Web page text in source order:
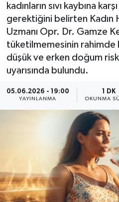
kadınların sıvı kaybına
gerektiğini belirten Kadın
Uzmanı Opr. Dr. Gamze
tüketilmemesinin rahimde
düşük ve erken doğum
uyarısında bulundu.
05.06.2026 - 19:00
YAYINLANMA
1 DK
OKUNMA
KÜLTÜR SANAT
SAĞLIK
BİLİM VE TEKNOLOJİ
KURUMSAL
Son Dakika Haberleri
Haber Arşivi